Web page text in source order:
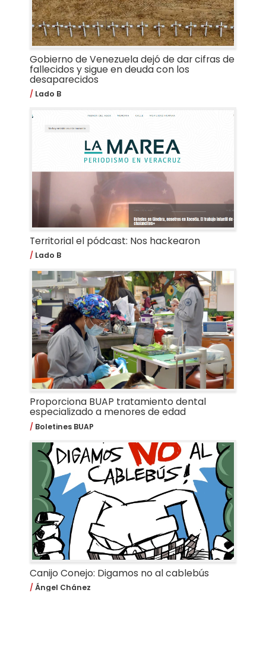
Gobierno de Venezuela dejó de dar cifras de
fallecidos y sigue en deuda con los
desaparecidos
Lado B
Territorial el pódcast: Nos hackearon
Lado B
Proporciona BUAP tratamiento dental
especializado a menores de edad
Boletines BUAP
Canijo Conejo: Digamos no al cablebús
Ángel Chánez